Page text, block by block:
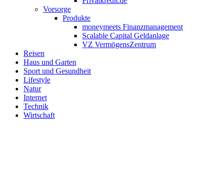
Vorsorge
Produkte
moneymeets Finanzmanagement
Scalable Capital Geldanlage
VZ VermögensZentrum
Reisen
Haus und Garten
Sport und Gesundheit
Lifestyle
Natur
Internet
Technik
Wirtschaft